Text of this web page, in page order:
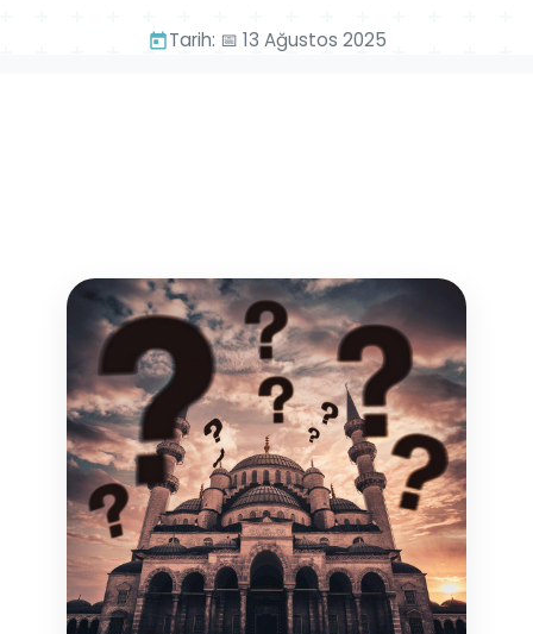
Tarih: 📅 13 Ağustos 2025